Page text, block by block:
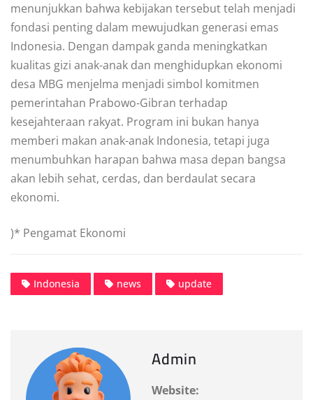
menunjukkan bahwa kebijakan tersebut telah menjadi
fondasi penting dalam mewujudkan generasi emas
Indonesia. Dengan dampak ganda meningkatkan
kualitas gizi anak-anak dan menghidupkan ekonomi
desa MBG menjelma menjadi simbol komitmen
pemerintahan Prabowo-Gibran terhadap
kesejahteraan rakyat. Program ini bukan hanya
memberi makan anak-anak Indonesia, tetapi juga
menumbuhkan harapan bahwa masa depan bangsa
akan lebih sehat, cerdas, dan berdaulat secara
ekonomi.
)* Pengamat Ekonomi
Indonesia news update
Admin
Website: